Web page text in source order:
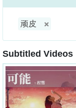
顽皮
Subtitled Videos